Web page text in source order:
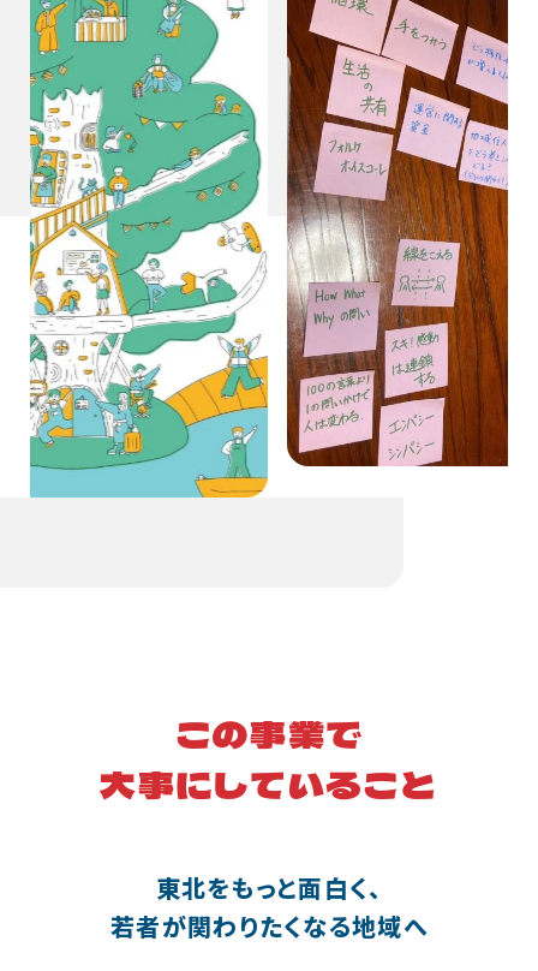
この事業で
大事にしていること
東北をもっと面白く、
若者が関わりたくなる地域へ